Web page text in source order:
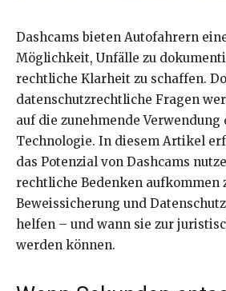
Dashcams bieten Autofahrern
Möglichkeit, Unfälle zu
rechtliche Klarheit zu schaffen.
datenschutzrechtliche Fragen
auf die zunehmende Verwendung
Technologie. In diesem Artikel
das Potenzial von Dashcams
rechtliche Bedenken aufkommen
Beweissicherung und
helfen – und wann sie zur
werden können.